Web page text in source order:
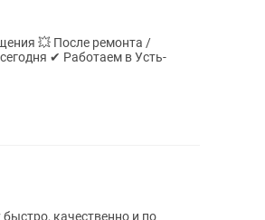
💥 После ремонта /
✔ Работаем в Усть-